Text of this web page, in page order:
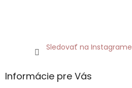
Sledovať na Instagrame
Informácie pre Vás